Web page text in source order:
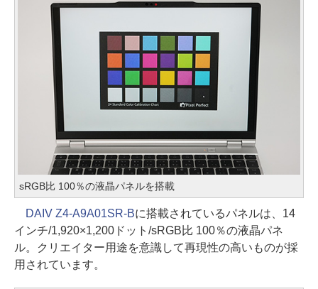
sRGB比 100％の液晶パネルを搭載
DAIV Z4-A9A01SR-Bに搭載されているパネルは、14
インチ/1,920×1,200ドット/sRGB比 100％の液晶パネ
ル。クリエイター用途を意識して再現性の高いものが採
用されています。